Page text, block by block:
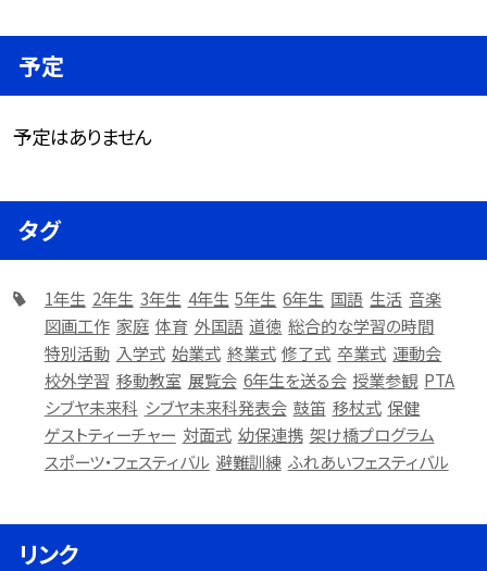
予定
予定はありません
タグ
1年生 2年生 3年生 4年生 5年生 6年生 国語 生活 音楽
図画工作 家庭 体育 外国語 道徳 総合的な学習の時間
特別活動 入学式 始業式 終業式 修了式 卒業式 運動会
校外学習 移動教室 展覧会 6年生を送る会 授業参観 PTA
シブヤ未来科 シブヤ未来科発表会 鼓笛 移杖式 保健
ゲストティーチャー 対面式 幼保連携 架け橋プログラム
スポーツ・フェスティバル 避難訓練 ふれあいフェスティバル
リンク